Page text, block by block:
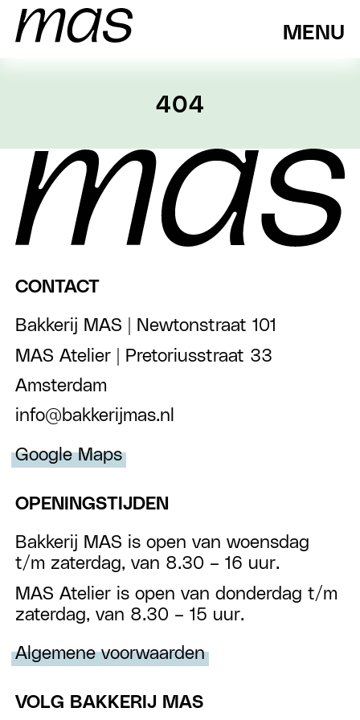
MENU
404
CONTACT
Bakkerij MAS | Newtonstraat 101
MAS Atelier | Pretoriusstraat 33
Amsterdam
info@bakkerijmas.nl
Google Maps
OPENINGSTIJDEN
Bakkerij MAS is open van woensdag
t/m zaterdag, van 8.30 – 16 uur.
MAS Atelier is open van donderdag t/m
zaterdag, van 8.30 – 15 uur.
Algemene voorwaarden
VOLG BAKKERIJ MAS